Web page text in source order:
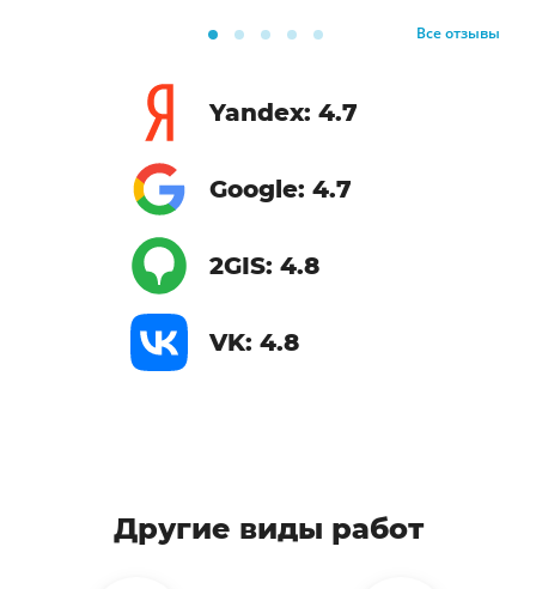
Все отзывы
Yandex: 4.7
Google: 4.7
2GIS: 4.8
VK: 4.8
Другие виды работ